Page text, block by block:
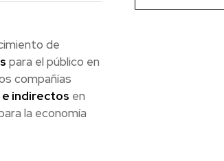
de
para el público en
compañías
indirectos en
la economía